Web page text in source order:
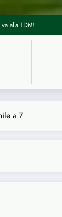
Comitato hanno
a 7